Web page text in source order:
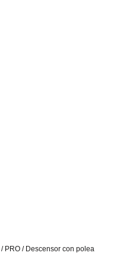
/ PRO / Descensor con polea